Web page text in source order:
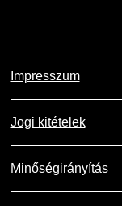
Impresszum
Jogi kitételek
Minőségirányítás